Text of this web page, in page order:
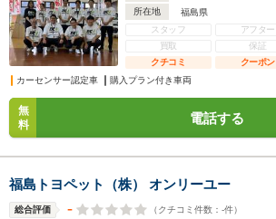
所在地
福島県
スタッフ
アフター
買取
保証
クチコミ
クーポン
カーセンサー認定車
購入プラン付き車両
無
料
電話する
福島トヨペット（株） オンリーユー
総合評価 - （クチコミ件数： -件）